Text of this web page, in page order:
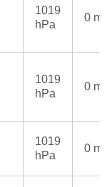
1019
hPa
0
1019
hPa
0
1019
hPa
0